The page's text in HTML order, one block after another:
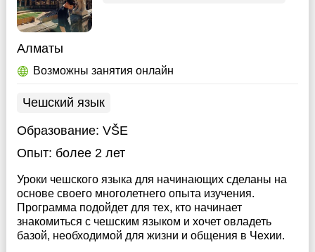
Алматы
Возможны занятия онлайн
Чешский язык
Образование: VŠE
Опыт: более 2 лет
Уроки чешского языка для начинающих сделаны на
основе своего многолетнего опыта изучения.
Программа подойдет для тех, кто начинает
знакомиться с чешским языком и хочет овладеть
базой, необходимой для жизни и общения в Чехии.